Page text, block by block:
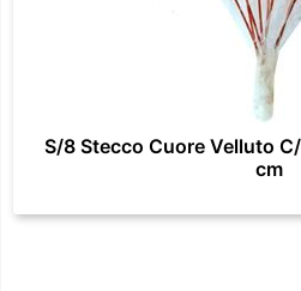
S/8 Stecco Cuore Velluto
cm